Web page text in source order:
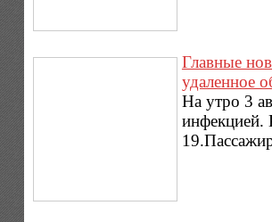
Главные
удаленное
На утро 3
инфекцией.